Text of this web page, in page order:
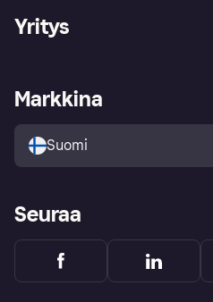
Ohje
Kirjaudu sisään
Tutustu kauppoihin
Ostajan turva
Yritys
Kirjaudu sisään yrityksenä
Markkina
Suomi
Seuraa